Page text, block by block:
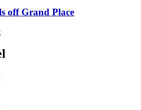
off Grand Place